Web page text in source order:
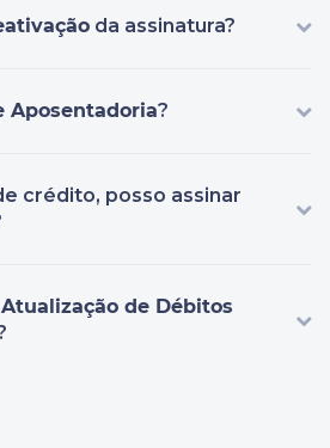
da assinatura?
Aposentadoria?
crédito, posso assinar
Atualização de Débitos